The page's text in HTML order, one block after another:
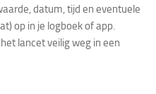
datum, tijd en eventuele
op in je logboek of app.
lancet veilig weg in een